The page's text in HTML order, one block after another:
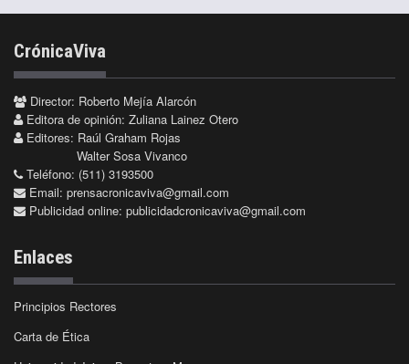
CrónicaViva
Director: Roberto Mejía Alarcón
Editora de opinión: Zuliana Lainez Otero
Editores: Raúl Graham Rojas
Walter Sosa Vivanco
Teléfono: (511) 3193500
Email: prensacronicaviva@gmail.com
Publicidad online: publicidadcronicaviva@gmail.com
Enlaces
Principios Rectores
Carta de Ética